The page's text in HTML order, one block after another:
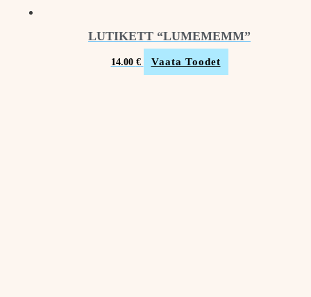
LUTIKETT “LUMEMEMM”
14.00 € Vaata Toodet